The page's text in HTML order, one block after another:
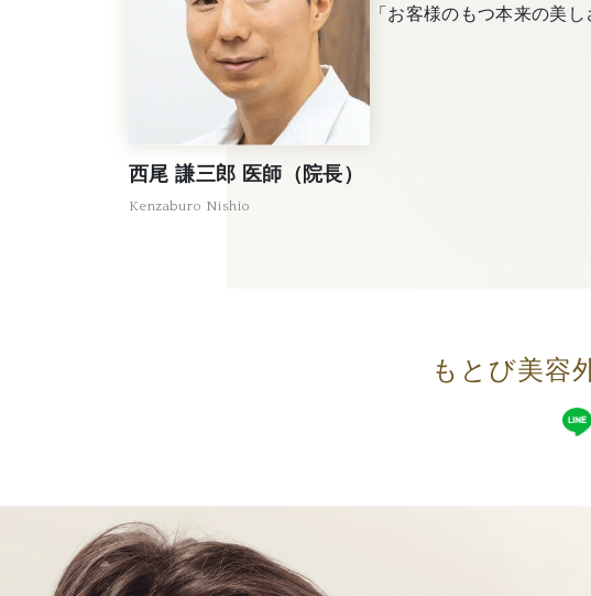
「お客様のもつ本来の美
西尾 謙三郎 医師（院長）
Kenzaburo Nishio
もとび美容